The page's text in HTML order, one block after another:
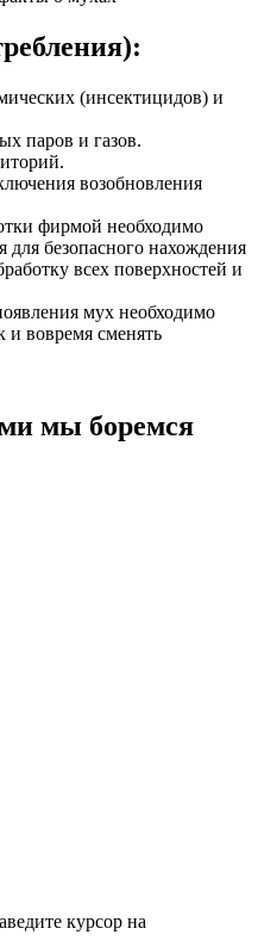
(инсектицидов) и
паров и газов.
возобновления
фирмой необходимо
безопасного нахождения
всех поверхностей и
мух необходимо
и вовремя сменять
мы боремся
курсор на